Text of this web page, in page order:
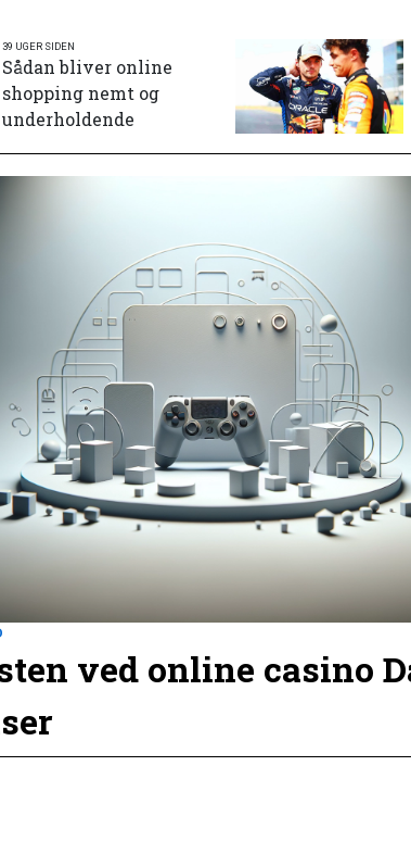
39 UGER SIDEN
Sådan bliver online
shopping nemt og
underholdende
ved online casino